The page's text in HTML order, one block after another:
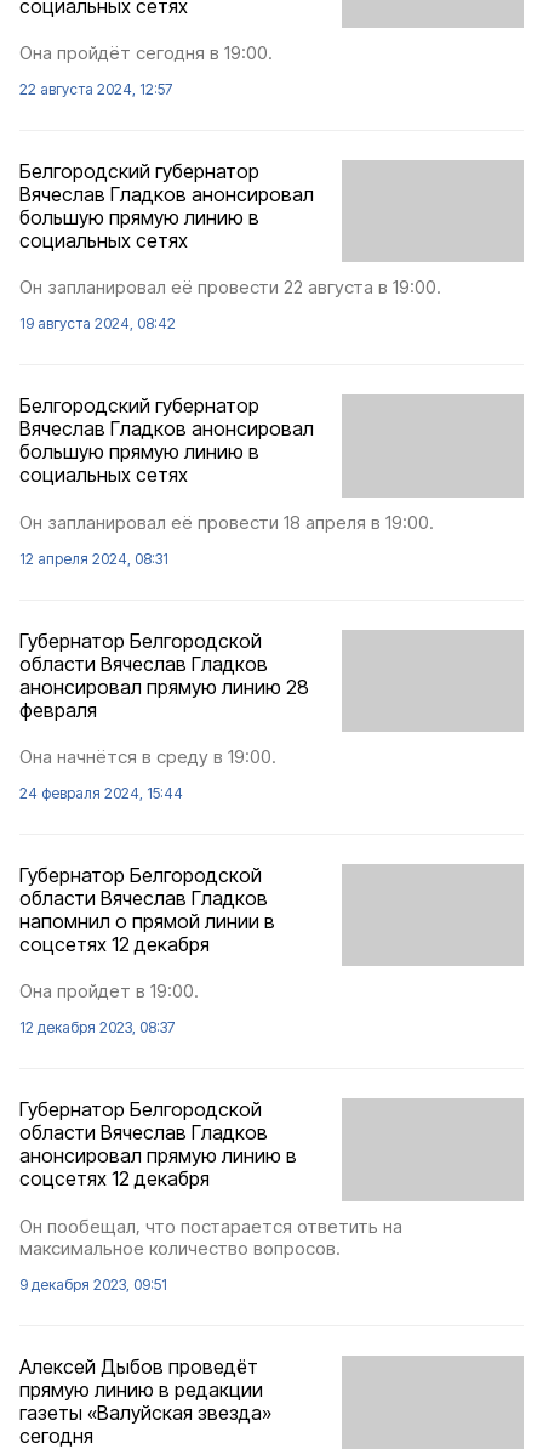
социальных сетях
Она пройдёт сегодня в 19:00.
22 августа 2024, 12:57
Белгородский губернатор
Вячеслав Гладков анонсировал
большую прямую линию в
социальных сетях
Он запланировал её провести 22 августа в 19:00.
19 августа 2024, 08:42
Белгородский губернатор
Вячеслав Гладков анонсировал
большую прямую линию в
социальных сетях
Он запланировал её провести 18 апреля в 19:00.
12 апреля 2024, 08:31
Губернатор Белгородской
области Вячеслав Гладков
анонсировал прямую линию 28
февраля
Она начнётся в среду в 19:00.
24 февраля 2024, 15:44
Губернатор Белгородской
области Вячеслав Гладков
напомнил о прямой линии в
соцсетях 12 декабря
Она пройдет в 19:00.
12 декабря 2023, 08:37
Губернатор Белгородской
области Вячеслав Гладков
анонсировал прямую линию в
соцсетях 12 декабря
Он пообещал, что постарается ответить на
максимальное количество вопросов.
9 декабря 2023, 09:51
Алексей Дыбов проведёт
прямую линию в редакции
газеты «Валуйская звезда»
сегодня